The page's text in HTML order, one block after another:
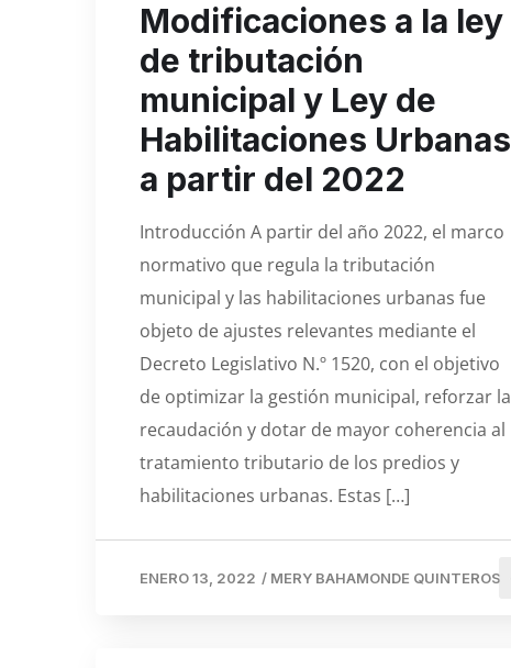
Modificaciones a la ley
de tributación
municipal y Ley de
Habilitaciones Urbanas
a partir del 2022
Introducción A partir del año 2022, el marco
normativo que regula la tributación
municipal y las habilitaciones urbanas fue
objeto de ajustes relevantes mediante el
Decreto Legislativo N.º 1520, con el objetivo
de optimizar la gestión municipal, reforzar la
recaudación y dotar de mayor coherencia al
tratamiento tributario de los predios y
habilitaciones urbanas. Estas […]
ENERO 13, 2022 / MERY BAHAMONDE QUINTEROS